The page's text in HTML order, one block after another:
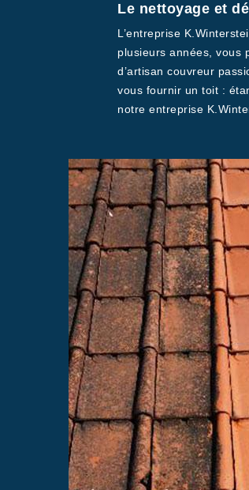
Le nettoyage et
L’entreprise
plusieurs années, vous
d’artisan couvreur
vous fournir un toit :
notre entreprise